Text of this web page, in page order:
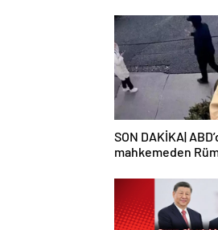
SON DAKİKA|
mahkemeden